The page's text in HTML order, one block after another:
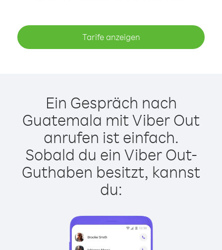
Tarife anzeigen
Ein Gespräch nach
Guatemala mit Viber Out
anrufen ist einfach.
Sobald du ein Viber Out-
Guthaben besitzt, kannst
du: